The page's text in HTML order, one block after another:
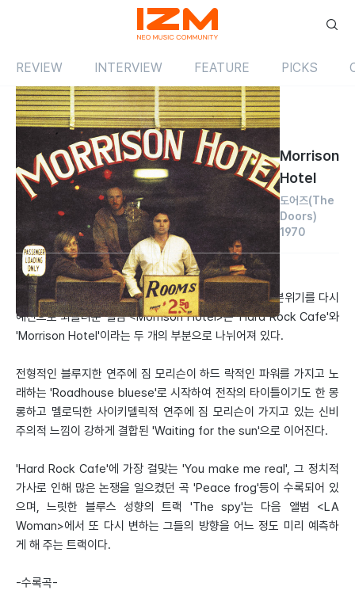
REVIEW INTERVIEW FEATURE PICKS
Review 앨범 해외
Morrison
Hotel
도어즈(The
Doors)
1970
by 한유선 2000.07.01
지난 해 발표한 <Soft Parade>가 가져온 다소 침체된 분위기를 다시
예전으로 되돌려준 앨범 <Morrison Hotel>은 'Hard Rock Cafe'와
'Morrison Hotel'이라는 두 개의 부분으로 나뉘어져 있다.
전형적인 블루지한 연주에 짐 모리슨이 하드 락적인 파워를 가지고 노
래하는 'Roadhouse bluese'로 시작하여 전작의 타이틀이기도 한 몽
롱하고 멜로딕한 사이키델릭적 연주에 짐 모리슨이 가지고 있는 신비
주의적 느낌이 강하게 결합된 'Waiting for the sun'으로 이어진다.
'Hard Rock Cafe'에 가장 걸맞는 'You make me real', 그 정치적
가사로 인해 많은 논쟁을 일으켰던 곡 'Peace frog'등이 수록되어 있
으며, 느릿한 블루스 성향의 트랙 'The spy'는 다음 앨범 <LA
Woman>에서 또 다시 변하는 그들의 방향을 어느 정도 미리 예측하
게 해 주는 트랙이다.
-수록곡-